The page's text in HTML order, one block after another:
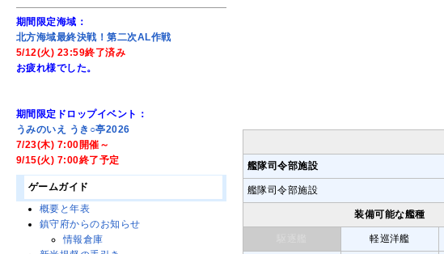
艦隊司令部施設
艦隊司令部施設
装備可能な艦種
軽巡洋艦
期間限定海域：
北方海域最終決戦！第二次AL作戦
5/12(火) 23:59終了済み
お疲れ様でした。
期間限定ドロップイベント：
うみのいえ うき○亭2026
7/23(木) 7:00開催～
9/15(火) 7:00終了予定
ゲームガイド
概要と年表
鎮守府からのお知らせ
情報倉庫